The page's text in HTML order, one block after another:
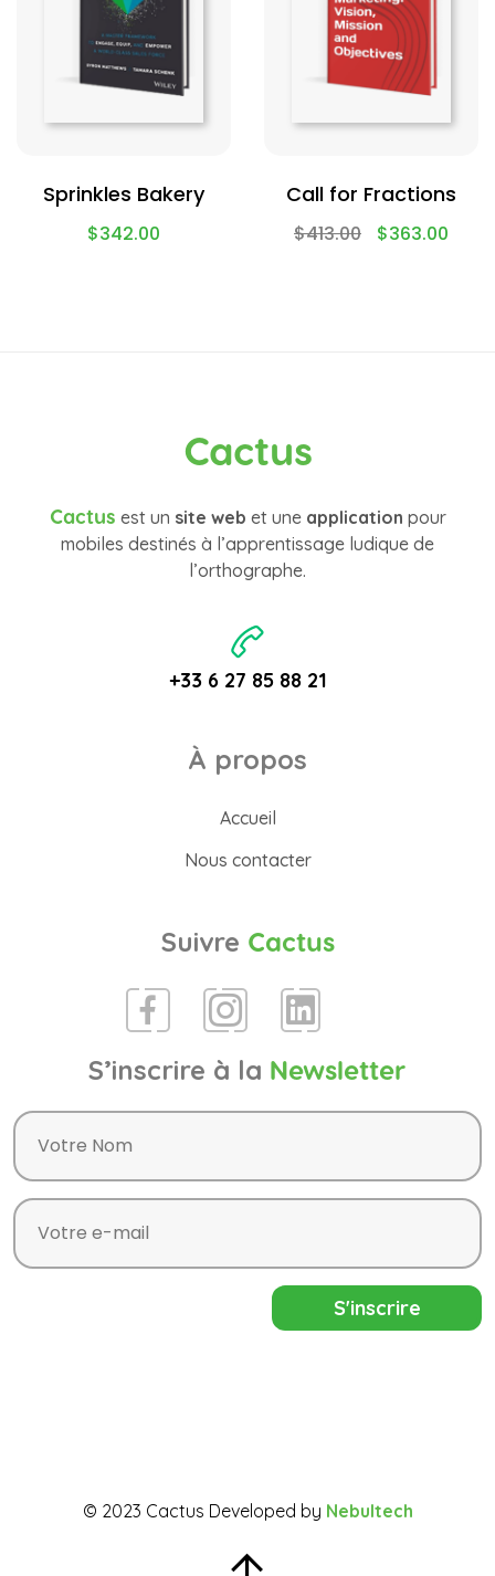
Sprinkles Bakery
$342.00
Call for Fractions
$413.00 $363.00
Cactus
Cactus est un site web et une application pour
mobiles destinés à l’apprentissage ludique de
l’orthographe.
+33 6 27 85 88 21
À propos
Accueil
Nous contacter
Suivre Cactus
S’inscrire à la Newsletter
© 2023 Cactus Developed by Nebultech